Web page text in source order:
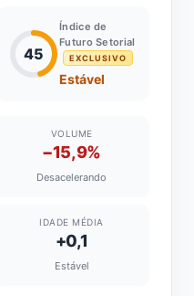
45
Índice de
Futuro Setorial
EXCLUSIVO
Estável
VOLUME
−15,9%
Desacelerando
IDADE MÉDIA
+0,1
Estável